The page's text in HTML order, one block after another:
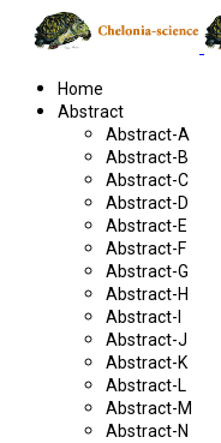
Home
Abstract
Abstract-A
Abstract-B
Abstract-C
Abstract-D
Abstract-E
Abstract-F
Abstract-G
Abstract-H
Abstract-I
Abstract-J
Abstract-K
Abstract-L
Abstract-M
Abstract-N